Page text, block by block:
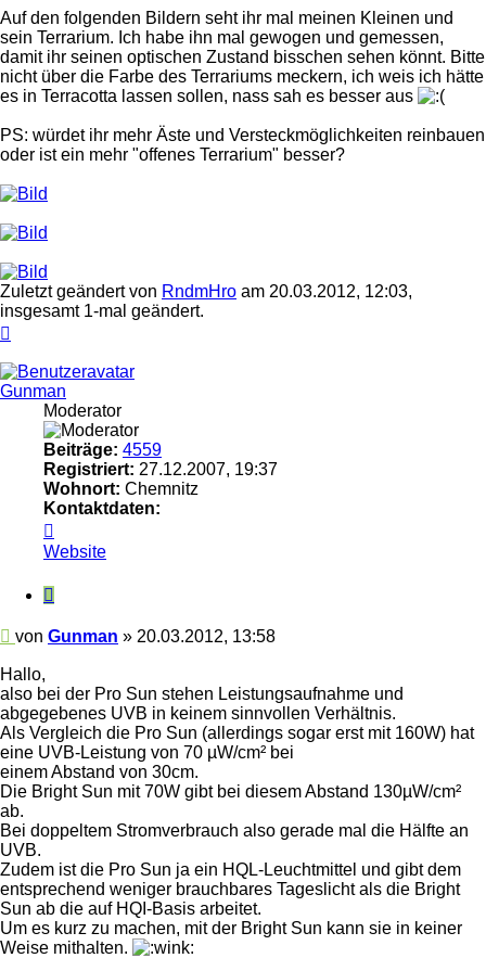
Auf den folgenden Bildern seht ihr mal meinen Kleinen und
sein Terrarium. Ich habe ihn mal gewogen und gemessen,
damit ihr seinen optischen Zustand bisschen sehen könnt. Bitte
nicht über die Farbe des Terrariums meckern, ich weis ich hätte
es in Terracotta lassen sollen, nass sah es besser aus
PS: würdet ihr mehr Äste und Versteckmöglichkeiten reinbauen
oder ist ein mehr "offenes Terrarium" besser?
Zuletzt geändert von RndmHro am 20.03.2012, 12:03,
insgesamt 1-mal geändert.
Gunman
Moderator
Beiträge: 4559
Registriert: 27.12.2007, 19:37
Wohnort: Chemnitz
Kontaktdaten:
von
Gunman
Website
Zitieren
Beitrag
von Gunman » 20.03.2012, 13:58
Hallo,
also bei der Pro Sun stehen Leistungsaufnahme und
abgegebenes UVB in keinem sinnvollen Verhältnis.
Als Vergleich die Pro Sun (allerdings sogar erst mit 160W) hat
eine UVB-Leistung von 70 µW/cm² bei
einem Abstand von 30cm.
Die Bright Sun mit 70W gibt bei diesem Abstand 130µW/cm²
ab.
Bei doppeltem Stromverbrauch also gerade mal die Hälfte an
UVB.
Zudem ist die Pro Sun ja ein HQL-Leuchtmittel und gibt dem
entsprechend weniger brauchbares Tageslicht als die Bright
Sun ab die auf HQI-Basis arbeitet.
Um es kurz zu machen, mit der Bright Sun kann sie in keiner
Weise mithalten.